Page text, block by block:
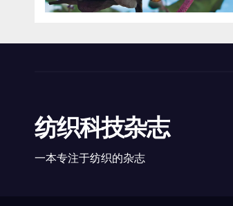
纺织科技杂志
一本专注于纺织的杂志